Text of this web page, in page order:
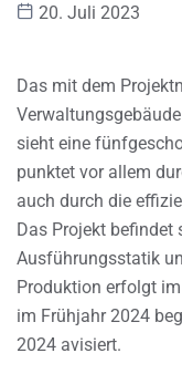
20. Juli 2023
Das mit dem
sieht eine
punktet vor allem
auch durch die
Das Projekt befindet
Ausführungsstatik
Produktion erfolgt
im Frühjahr 2024
2024 avisiert.